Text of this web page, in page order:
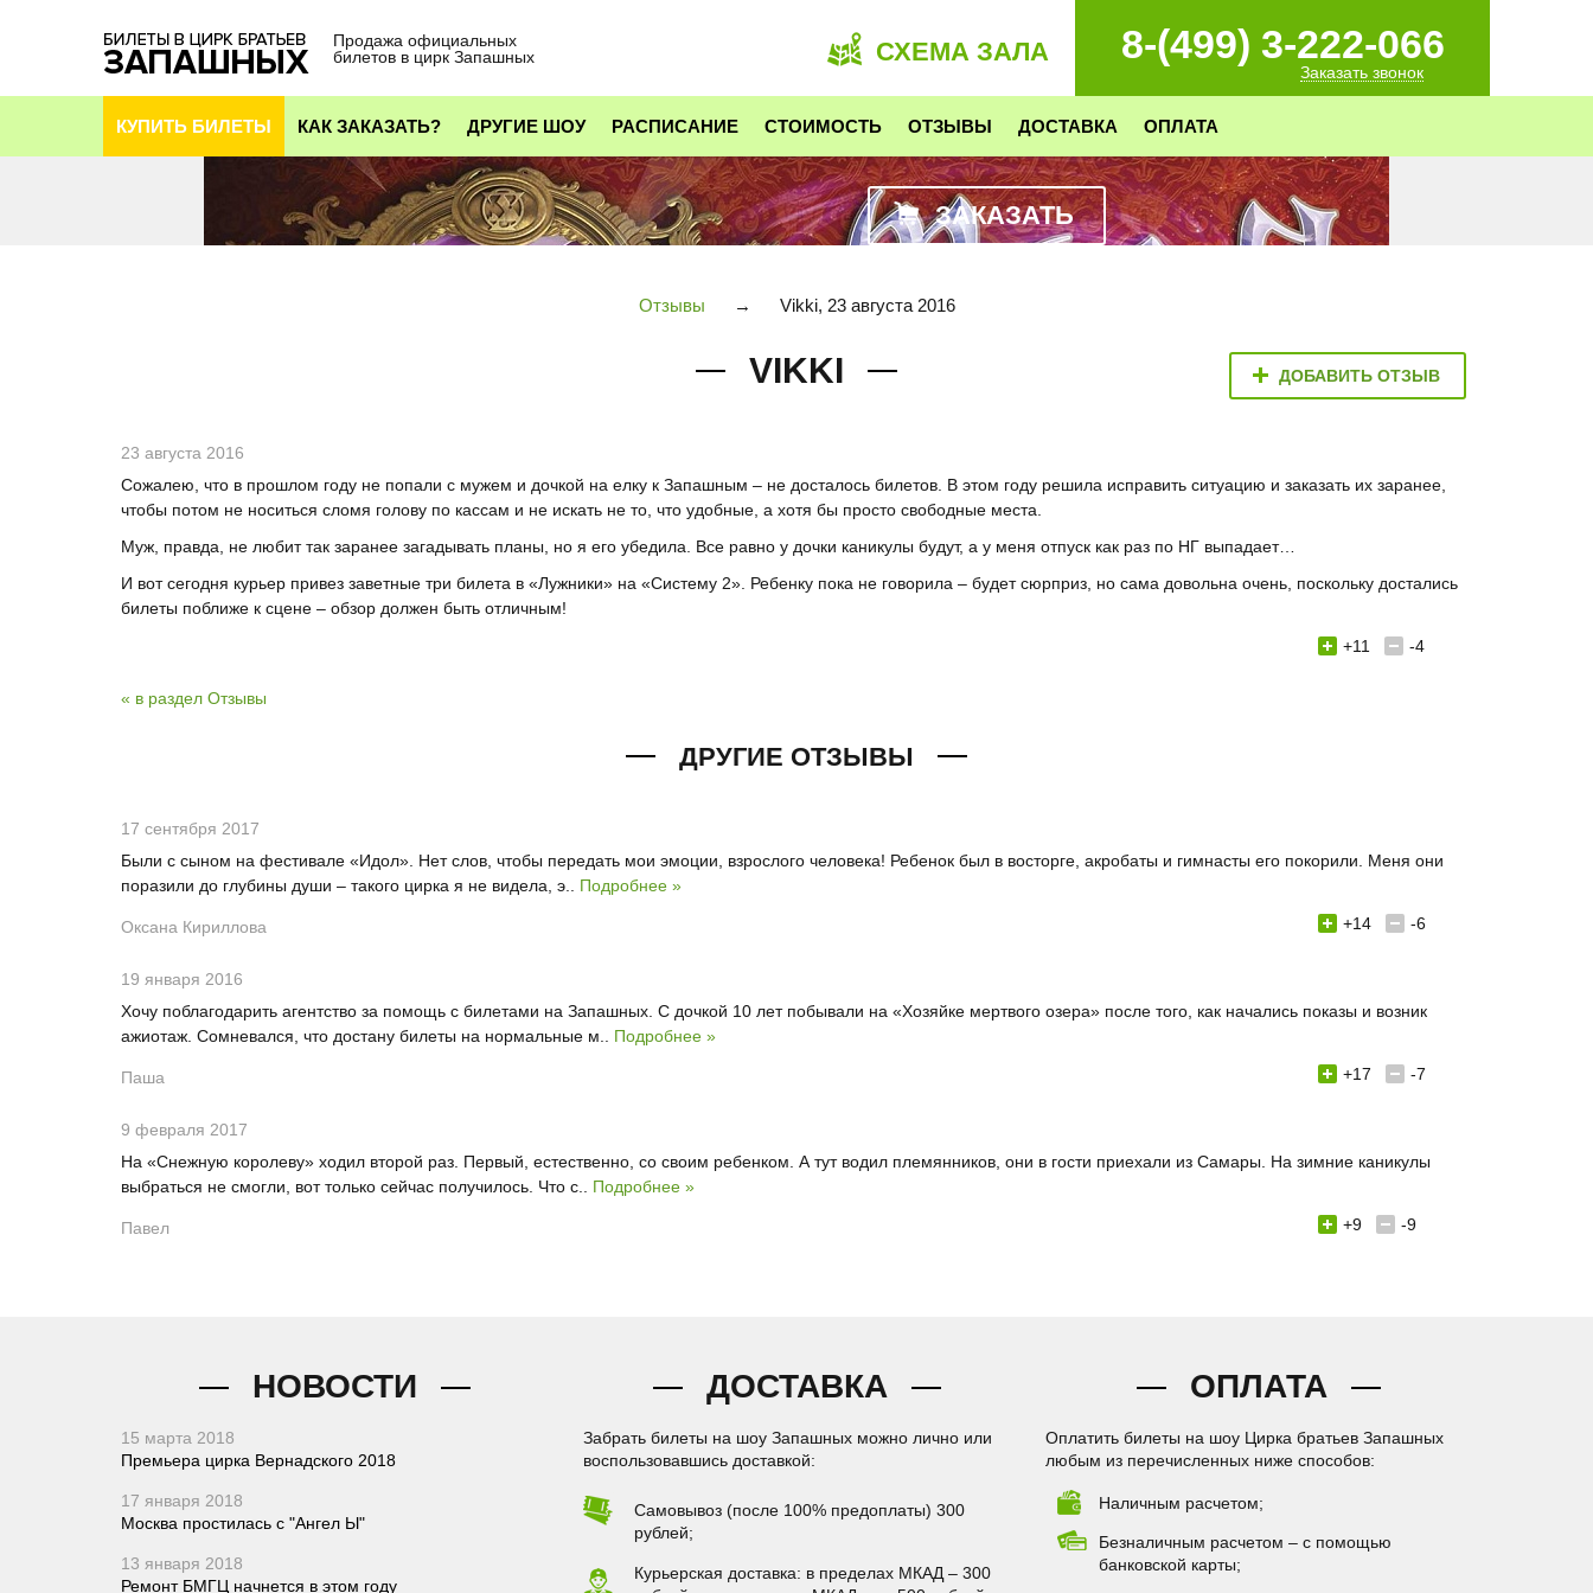
Продажа официальных
билетов в цирк Запашных
8-(499) 3-222-066
Заказать звонок
СХЕМА ЗАЛА
КУПИТЬ БИЛЕТЫ КАК ЗАКАЗАТЬ? ДРУГИЕ ШОУ РАСПИСАНИЕ СТОИМОСТЬ ОТЗЫВЫ ДОСТАВКА ОПЛАТА
ЗАКАЗАТЬ
Отзывы → Vikki, 23 августа 2016
VIKKI ДОБАВИТЬ ОТЗЫВ
23 августа 2016
Сожалею, что в прошлом году не попали с мужем и дочкой на елку к Запашным – не досталось билетов. В этом году решила исправить ситуацию и заказать их заранее,
чтобы потом не носиться сломя голову по кассам и не искать не то, что удобные, а хотя бы просто свободные места.
Муж, правда, не любит так заранее загадывать планы, но я его убедила. Все равно у дочки каникулы будут, а у меня отпуск как раз по НГ выпадает…
И вот сегодня курьер привез заветные три билета в «Лужники» на «Систему 2». Ребенку пока не говорила – будет сюрприз, но сама довольна очень, поскольку достались
билеты поближе к сцене – обзор должен быть отличным!
+11
-4
« в раздел Отзывы
ДРУГИЕ ОТЗЫВЫ
17 сентября 2017
Были с сыном на фестивале «Идол». Нет слов, чтобы передать мои эмоции, взрослого человека! Ребенок был в восторге, акробаты и гимнасты его покорили. Меня они
поразили до глубины души – такого цирка я не видела, э.. Подробнее »
+14
-6
Оксана Кириллова
19 января 2016
Хочу поблагодарить агентство за помощь с билетами на Запашных. С дочкой 10 лет побывали на «Хозяйке мертвого озера» после того, как начались показы и возник
ажиотаж. Сомневался, что достану билеты на нормальные м.. Подробнее »
+17
-7
Паша
9 февраля 2017
На «Снежную королеву» ходил второй раз. Первый, естественно, со своим ребенком. А тут водил племянников, они в гости приехали из Самары. На зимние каникулы
выбраться не смогли, вот только сейчас получилось. Что с.. Подробнее »
+9
-9
Павел
НОВОСТИ
15 марта 2018
Премьера цирка Вернадского 2018
17 января 2018
Москва простилась с "Ангел Ы"
13 января 2018
Ремонт БМГЦ начнется в этом году
ДОСТАВКА
Забрать билеты на шоу Запашных можно лично или
воспользовавшись доставкой:
Самовывоз (после 100% предоплаты) 300
рублей;
Курьерская доставка: в пределах МКАД – 300
ОПЛАТА
Оплатить билеты на шоу Цирка братьев Запашных
любым из перечисленных ниже способов:
Наличным расчетом;
Безналичным расчетом – с помощью
банковской карты;